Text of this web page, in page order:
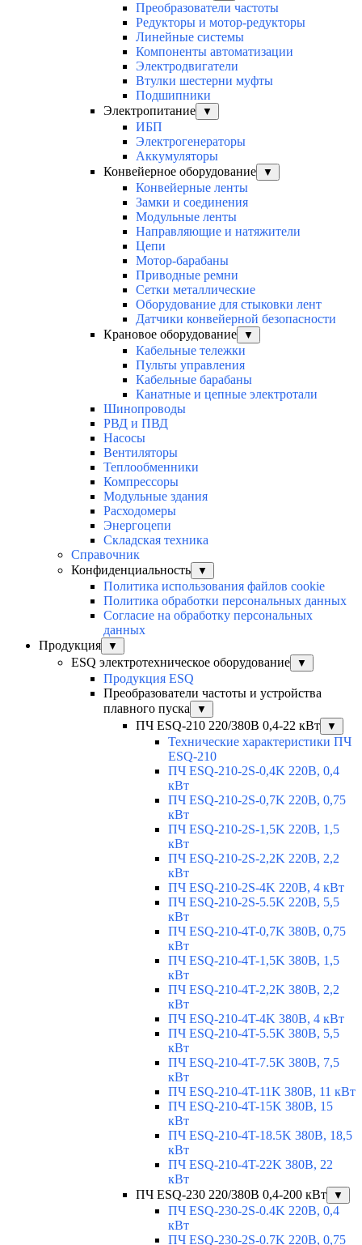
Преобразователи частоты
Редукторы и мотор-редукторы
Линейные системы
Компоненты автоматизации
Электродвигатели
Втулки шестерни муфты
Подшипники
Электропитание
▼
ИБП
Электрогенераторы
Аккумуляторы
Конвейерное оборудование
▼
Конвейерные ленты
Замки и соединения
Модульные ленты
Направляющие и натяжители
Цепи
Мотор-барабаны
Приводные ремни
Сетки металлические
Оборудование для стыковки лент
Датчики конвейерной безопасности
Крановое оборудование
▼
Кабельные тележки
Пульты управления
Кабельные барабаны
Канатные и цепные электротали
Шинопроводы
РВД и ПВД
Насосы
Вентиляторы
Теплообменники
Компрессоры
Модульные здания
Расходомеры
Энергоцепи
Складская техника
Справочник
Конфиденциальность
▼
Политика использования файлов cookie
Политика обработки персональных данных
Согласие на обработку персональных
данных
Продукция
▼
ESQ электротехническое оборудование ▼
Продукция ESQ
Преобразователи частоты и устройства
плавного пуска
▼
ПЧ ESQ-210 220/380В 0,4-22 кВт ▼
Технические характеристики ПЧ
ESQ-210
ПЧ ESQ-210-2S-0,4K 220В, 0,4
кВт
ПЧ ESQ-210-2S-0,7K 220В, 0,75
кВт
ПЧ ESQ-210-2S-1,5K 220В, 1,5
кВт
ПЧ ESQ-210-2S-2,2K 220В, 2,2
кВт
ПЧ ESQ-210-2S-4K 220В, 4 кВт
ПЧ ESQ-210-2S-5.5K 220В, 5,5
кВт
ПЧ ESQ-210-4T-0,7K 380В, 0,75
кВт
ПЧ ESQ-210-4T-1,5K 380В, 1,5
кВт
ПЧ ESQ-210-4T-2,2K 380В, 2,2
кВт
ПЧ ESQ-210-4T-4K 380В, 4 кВт
ПЧ ESQ-210-4T-5.5K 380В, 5,5
кВт
ПЧ ESQ-210-4T-7.5K 380В, 7,5
кВт
ПЧ ESQ-210-4T-11K 380В, 11 кВт
ПЧ ESQ-210-4T-15K 380В, 15
кВт
ПЧ ESQ-210-4T-18.5K 380В, 18,5
кВт
ПЧ ESQ-210-4T-22K 380В, 22
кВт
ПЧ ESQ-230 220/380В 0,4-200 кВт
▼
ПЧ ESQ-230-2S-0.4K 220В, 0,4
кВт
ПЧ ESQ-230-2S-0.7K 220В, 0,75